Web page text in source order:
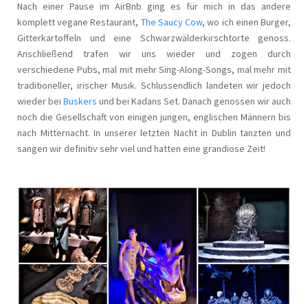
Nach einer Pause im AirBnb ging es für mich in das andere
komplett vegane Restaurant, The Saucy Cow, wo ich einen Burger,
Gitterkartoffeln und eine Schwarzwälderkirschtorte genoss.
Anschließend trafen wir uns wieder und zogen durch
verschiedene Pubs, mal mit mehr Sing-Along-Songs, mal mehr mit
traditioneller, irischer Musik. Schlussendlich landeten wir jedoch
wieder bei Buskers und bei Kadans Set. Danach genossen wir auch
noch die Gesellschaft von einigen jungen, englischen Männern bis
nach Mitternacht. In unserer letzten Nacht in Dublin tanzten und
sangen wir definitiv sehr viel und hatten eine grandiose Zeit!